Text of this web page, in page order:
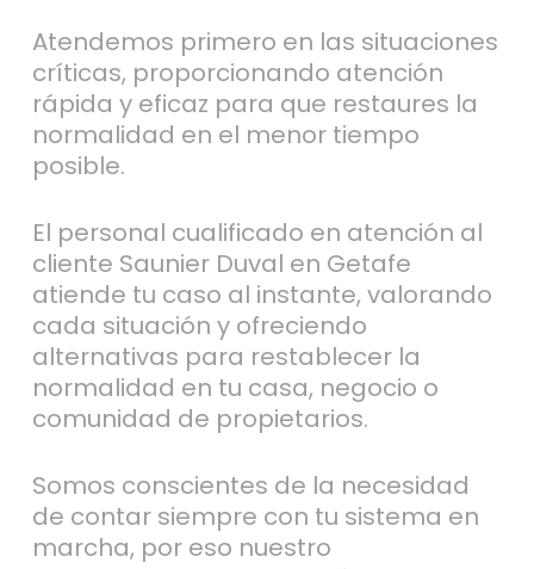
Atendemos primero en las situaciones
críticas, proporcionando atención
rápida y eficaz para que restaures la
normalidad en el menor tiempo
posible.
El personal cualificado en atención al
cliente Saunier Duval en Getafe
atiende tu caso al instante, valorando
cada situación y ofreciendo
alternativas para restablecer la
normalidad en tu casa, negocio o
comunidad de propietarios.
Somos conscientes de la necesidad
de contar siempre con tu sistema en
marcha, por eso nuestro